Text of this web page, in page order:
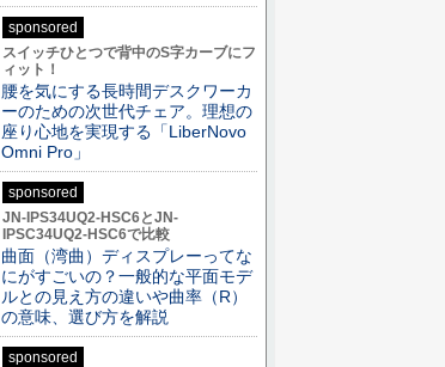
sponsored
スイッチひとつで背中のS字カーブにフ
ィット！
腰を気にする長時間デスクワーカ
ーのための次世代チェア。理想の
座り心地を実現する「LiberNovo
Omni Pro」
sponsored
JN-IPS34UQ2-HSC6とJN-
IPSC34UQ2-HSC6で比較
曲面（湾曲）ディスプレーってな
にがすごいの？一般的な平面モデ
ルとの見え方の違いや曲率（R）
の意味、選び方を解説
sponsored